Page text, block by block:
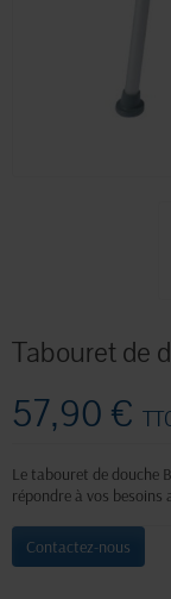
Tabouret de
57,90 €
Le tabouret de douche
répondre à vos besoins
Contactez-nous